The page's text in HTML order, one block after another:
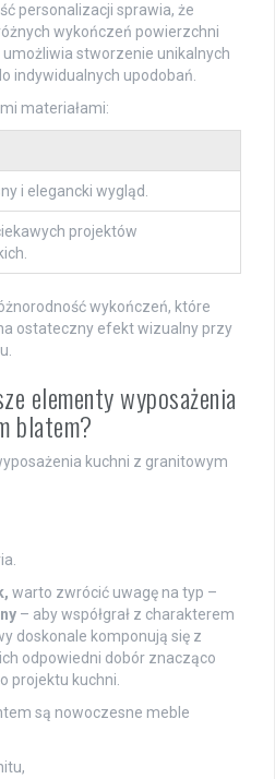
personalizacji sprawia, że
wykończeń powierzchni
stworzenie unikalnych
indywidualnych upodobań.
materiałami:
i elegancki wygląd.
projektów
wykończeń, które
ostateczny efekt wizualny przy
elementy wyposażenia
blatem?
kuchni z granitowym
warto zwrócić uwagę na typ –
– aby współgrał z charakterem
doskonale komponują się z
odpowiedni dobór znacząco
projektu kuchni.
są nowoczesne meble